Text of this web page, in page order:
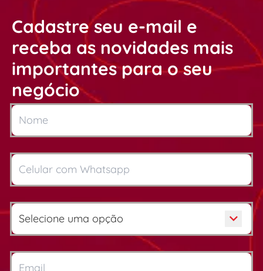
Cadastre seu e-mail e
receba as novidades mais
importantes para o seu
negócio